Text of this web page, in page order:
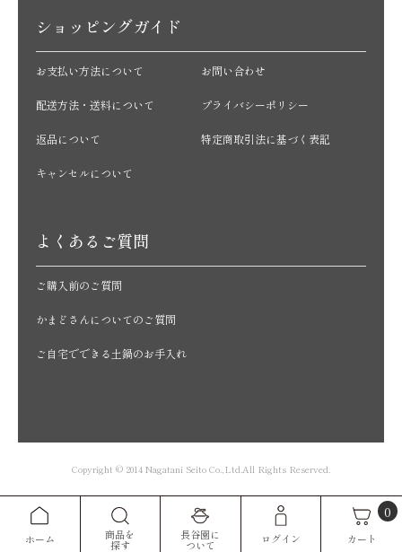
ホーム 商品を
探す
長谷園に
ついて ログイン
0
カート
ショッピングガイド
お支払い方法について
配送方法・送料について
返品について
キャンセルについて
お問い合わせ
プライバシーポリシー
特定商取引法に基づく表記
よくあるご質問
ご購入前のご質問
かまどさんについてのご質問
ご自宅でできる土鍋のお手入れ
Copyright © 2014 Nagatani Seito Co.,Ltd.All Rights Reserved.